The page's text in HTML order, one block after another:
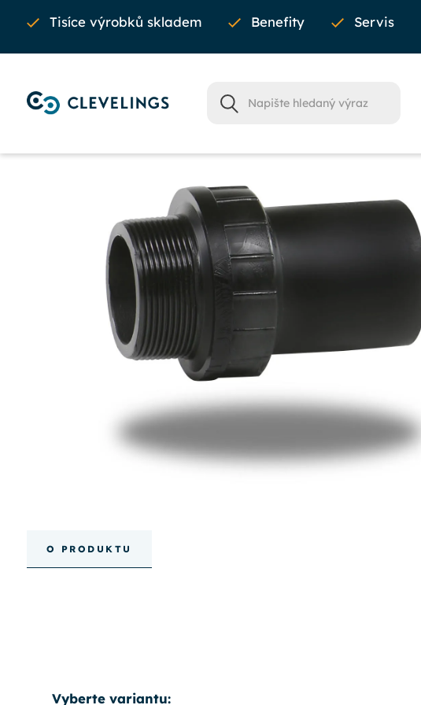
Tisíce výrobků skladem Benefity Servis
O PRODUKTU
Vyberte variantu: